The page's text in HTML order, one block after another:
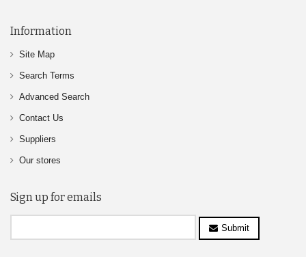
Information
Site Map
Search Terms
Advanced Search
Contact Us
Suppliers
Our stores
Sign up for emails
Submit